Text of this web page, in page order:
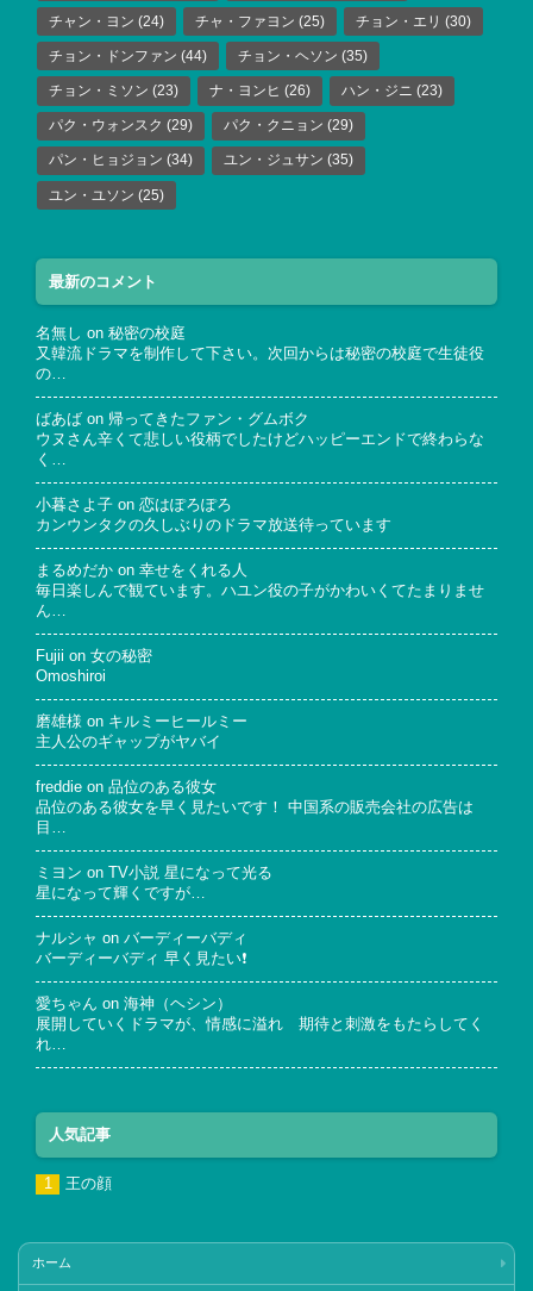
チャン・ヨン (24) チャ・ファヨン (25) チョン・エリ (30)
チョン・ドンファン (44) チョン・ヘソン (35)
チョン・ミソン (23) ナ・ヨンヒ (26) ハン・ジニ (23)
パク・ウォンスク (29) パク・クニョン (29)
パン・ヒョジョン (34) ユン・ジュサン (35)
ユン・ユソン (25)
最新のコメント
名無し on 秘密の校庭
又韓流ドラマを制作して下さい。次回からは秘密の校庭で生徒役
の…
ばあば on 帰ってきたファン・グムボク
ウヌさん辛くて悲しい役柄でしたけどハッピーエンドで終わらな
く…
小暮さよ子 on 恋はぽろぽろ
カンウンタクの久しぶりのドラマ放送待っています
まるめだか on 幸せをくれる人
毎日楽しんで観ています。ハユン役の子がかわいくてたまりませ
ん…
Fujii on 女の秘密
Omoshiroi
磨雄様 on キルミーヒールミー
主人公のギャップがヤバイ
freddie on 品位のある彼女
品位のある彼女を早く見たいです！ 中国系の販売会社の広告は
目…
ミヨン on
TV小説 星になって光る
星になって輝くですが…
ナルシャ on バーディーバディ
バーディーバディ 早く見たい❗
愛ちゃん on 海神（ヘシン）
展開していくドラマが、情感に溢れ 期待と刺激をもたらしてく
れ…
人気記事
王の顔
ホーム